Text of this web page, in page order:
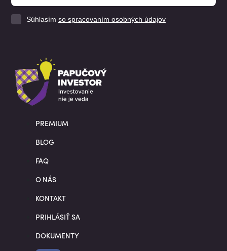
Súhlasím so spracovaním osobných údajov
PREMIUM
BLOG
FAQ
O NÁS
KONTAKT
PRIHLÁSIŤ SA
DOKUMENTY